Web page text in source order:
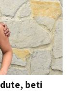
beti